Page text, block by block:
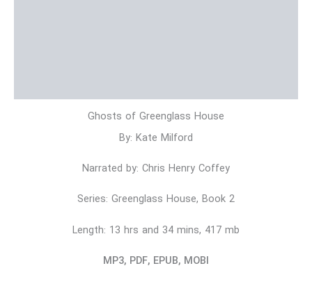
Ghosts of Greenglass House
By: Kate Milford
Narrated by: Chris Henry Coffey
Series: Greenglass House, Book 2
Length: 13 hrs and 34 mins, 417 mb
MP3, PDF, EPUB, MOBI